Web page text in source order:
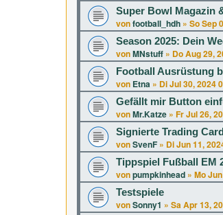
Super Bowl Magazin
vonfootball_hdh » So Sep
Season 2025: Dein
vonMNstuff » Do Aug 29,
Football Ausrüstung
von Etna » Di Jul 30, 2024
Gefällt mir Button
vonMr.Katze » Fr Jul 26,
Signierte Trading
vonSvenF » Di Jun 11,
Tippspiel Fußball EM
vonpumpkinhead » Mo
Testspiele
vonSonny1 » Sa Apr 13,